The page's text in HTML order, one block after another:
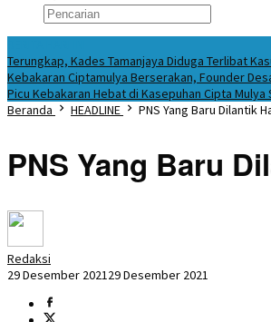
Terungkap, Kades Tamanjaya Diduga Terlibat
Kebakaran Ciptamulya Berserakan, Founder
Picu Kebakaran Hebat di Kasepuhan Cipta
Beranda
HEADLINE PNS Yang Baru Dilantik
PNS Yang Baru
Redaksi
29 Desember 202129 Desember 2021